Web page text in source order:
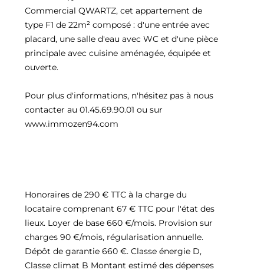
Commercial QWARTZ, cet appartement de
type F1 de 22m² composé : d'une entrée avec
placard, une salle d'eau avec WC et d'une pièce
principale avec cuisine aménagée, équipée et
ouverte.
Pour plus d'informations, n'hésitez pas à nous
contacter au 01.45.69.90.01 ou sur
www.immozen94.com
Honoraires de 290 € TTC à la charge du
locataire comprenant 67 € TTC pour l'état des
lieux. Loyer de base 660 €/mois. Provision sur
charges 90 €/mois, régularisation annuelle.
Dépôt de garantie 660 €. Classe énergie D,
Classe climat B Montant estimé des dépenses